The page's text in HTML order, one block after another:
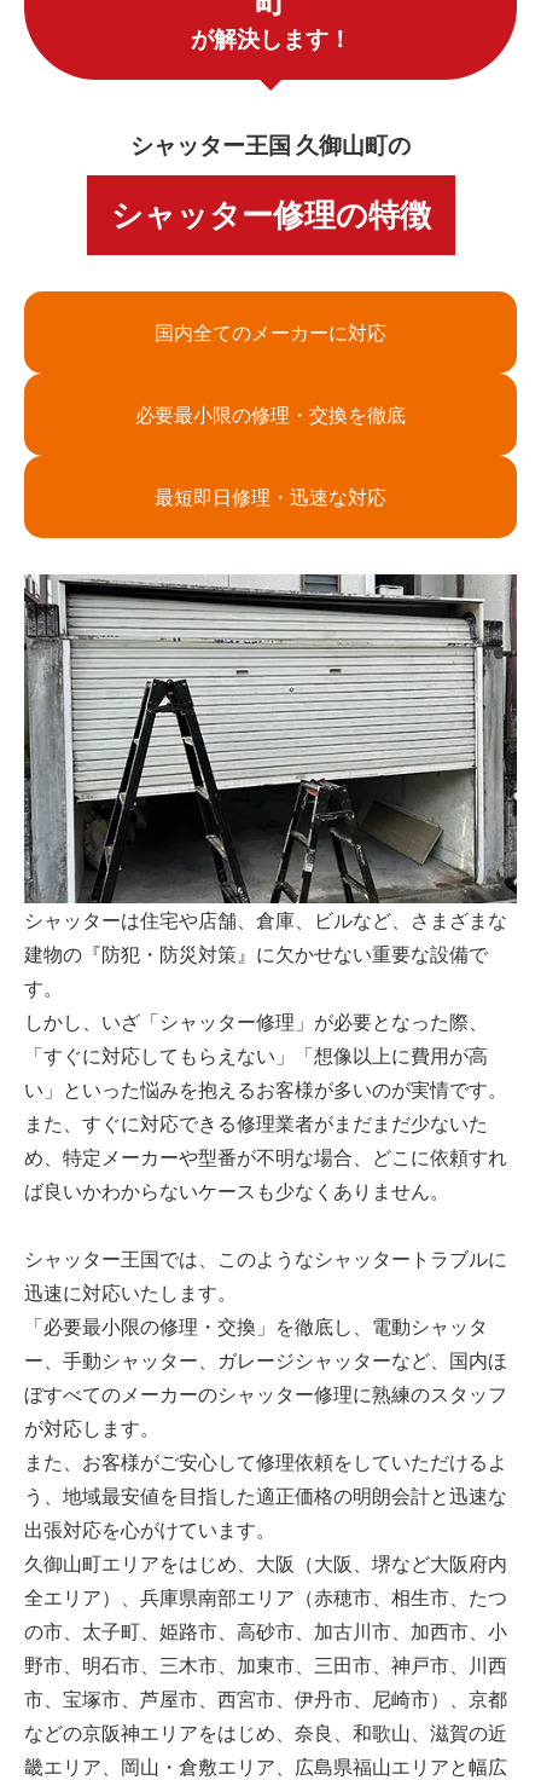
が解決します！
シャッター王国 久御山町の
シャッター修理の特徴
国内全てのメーカーに対応
必要最小限の修理・交換を徹底
最短即日修理・迅速な対応
シャッターは住宅や店舗、倉庫、ビルなど、さまざまな
建物の『防犯・防災対策』に欠かせない重要な設備で
す。
しかし、いざ「シャッター修理」が必要となった際、
「すぐに対応してもらえない」「想像以上に費用が高
い」といった悩みを抱えるお客様が多いのが実情です。
また、すぐに対応できる修理業者がまだまだ少ないた
め、特定メーカーや型番が不明な場合、どこに依頼すれ
ば良いかわからないケースも少なくありません。
シャッター王国では、このようなシャッタートラブルに
迅速に対応いたします。
「必要最小限の修理・交換」を徹底し、電動シャッタ
ー、手動シャッター、ガレージシャッターなど、国内ほ
ぼすべてのメーカーのシャッター修理に熟練のスタッフ
が対応します。
また、お客様がご安心して修理依頼をしていただけるよ
う、地域最安値を目指した適正価格の明朗会計と迅速な
出張対応を心がけています。
久御山町エリアをはじめ、大阪（大阪、堺など大阪府内
全エリア）、兵庫県南部エリア（赤穂市、相生市、たつ
の市、太子町、姫路市、高砂市、加古川市、加西市、小
野市、明石市、三木市、加東市、三田市、神戸市、川西
市、宝塚市、芦屋市、西宮市、伊丹市、尼崎市）、京都
などの京阪神エリアをはじめ、奈良、和歌山、滋賀の近
畿エリア、岡山・倉敷エリア、広島県福山エリアと幅広